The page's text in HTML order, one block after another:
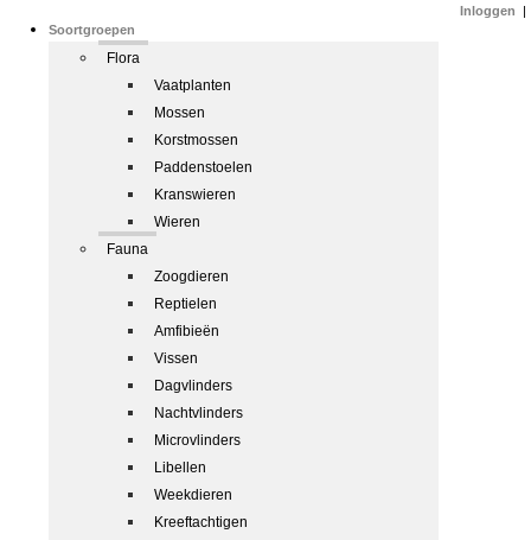
Soortgroepen
Flora
Vaatplanten
Mossen
Korstmossen
Paddenstoelen
Kranswieren
Wieren
Fauna
Zoogdieren
Reptielen
Amfibieën
Vissen
Dagvlinders
Nachtvlinders
Microvlinders
Libellen
Weekdieren
Kreeftachtigen
Inloggen |